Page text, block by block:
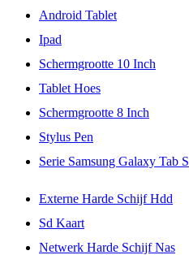
Android Tablet
Ipad
Schermgrootte 10 Inch
Tablet Hoes
Schermgrootte 8 Inch
Stylus Pen
Serie Samsung Galaxy Tab S
Externe Harde Schijf Hdd
Sd Kaart
Netwerk Harde Schijf Nas